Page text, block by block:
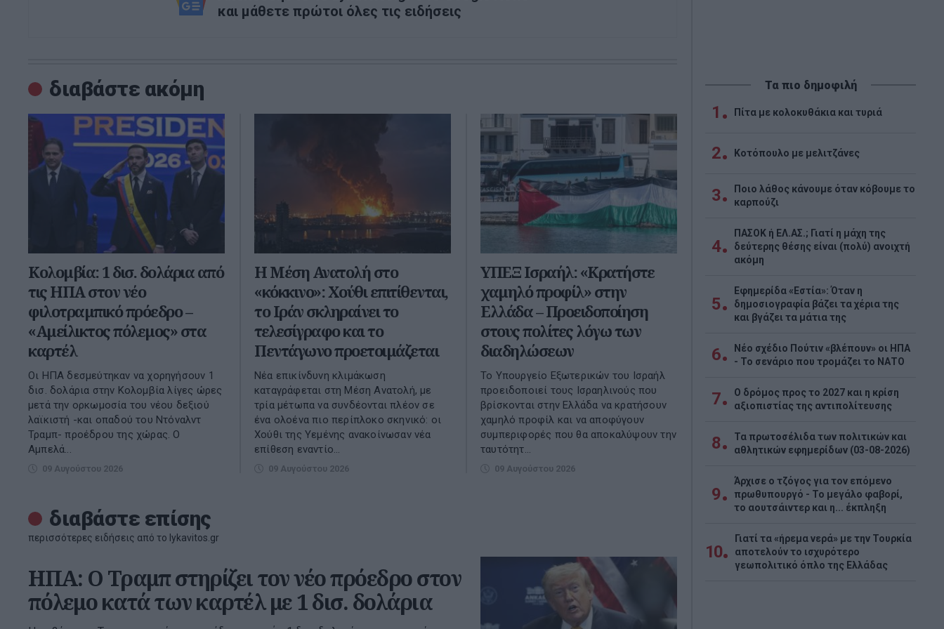
και μάθετε πρώτοι όλες τις ειδήσεις
διαβάστε ακόμη
Κολομβία: 1 δισ. δολάρια από
τις ΗΠΑ στον νέο
φιλοτραμπικό πρόεδρο –
«Αμείλικτος πόλεμος» στα
καρτέλ
Οι ΗΠΑ δεσμεύτηκαν να χορηγήσουν 1
δισ. δολάρια στην Κολομβία λίγες ώρες
μετά την ορκωμοσία του νέου δεξιού
λαϊκιστή -και οπαδού του Ντόναλντ
Τραμπ- προέδρου της χώρας. Ο
Αμπελά...
09 Αυγούστου 2026
Η Μέση Ανατολή στο
«κόκκινο»: Χούθι επιτίθενται,
το Ιράν σκληραίνει το
τελεσίγραφο και το
Πεντάγωνο προετοιμάζεται
Νέα επικίνδυνη κλιμάκωση
καταγράφεται στη Μέση Ανατολή, με
τρία μέτωπα να συνδέονται πλέον σε
ένα ολοένα πιο περίπλοκο σκηνικό: οι
Χούθι της Υεμένης ανακοίνωσαν νέα
επίθεση εναντίο...
09 Αυγούστου 2026
ΥΠΕΞ Ισραήλ: «Κρατήστε
χαμηλό προφίλ» στην
Ελλάδα – Προειδοποίηση
στους πολίτες λόγω των
διαδηλώσεων
Το Υπουργείο Εξωτερικών του Ισραήλ
προειδοποιεί τους Ισραηλινούς που
βρίσκονται στην Ελλάδα να κρατήσουν
χαμηλό προφίλ και να αποφύγουν
συμπεριφορές που θα αποκαλύψουν την
ταυτότητ...
09 Αυγούστου 2026
διαβάστε επίσης
περισσότερες ειδήσεις από το lykavitos.gr
ΗΠΑ: Ο Τραμπ στηρίζει τον νέο πρόεδρο στον
πόλεμο κατά των καρτέλ με 1 δισ. δολάρια
Τα πιο δημοφιλή
1 Πίτα με κολοκυθάκια και τυριά
2 Κοτόπουλο με μελιτζάνες
3
Ποιο λάθος κάνουμε όταν κόβουμε το
καρπούζι
4
ΠΑΣΟΚ ή ΕΛ.ΑΣ.; Γιατί η μάχη της
δεύτερης θέσης είναι (πολύ) ανοιχτή
ακόμη
5
Εφημερίδα «Εστία»: Όταν η
δημοσιογραφία βάζει τα χέρια της
και βγάζει τα μάτια της
6
Νέο σχέδιο Πούτιν «βλέπουν» οι ΗΠΑ
- Το σενάριο που τρομάζει το ΝΑΤΟ
7
Ο δρόμος προς το 2027 και η κρίση
αξιοπιστίας της αντιπολίτευσης
8
Τα πρωτοσέλιδα των πολιτικών και
αθλητικών εφημερίδων (03-08-2026)
9
Άρχισε ο τζόγος για τον επόμενο
πρωθυπουργό - Το μεγάλο φαβορί,
το αουτσάιντερ και η... έκπληξη
10
Γιατί τα «ήρεμα νερά» με την Τουρκία
αποτελούν το ισχυρότερο
γεωπολιτικό όπλο της Ελλάδας